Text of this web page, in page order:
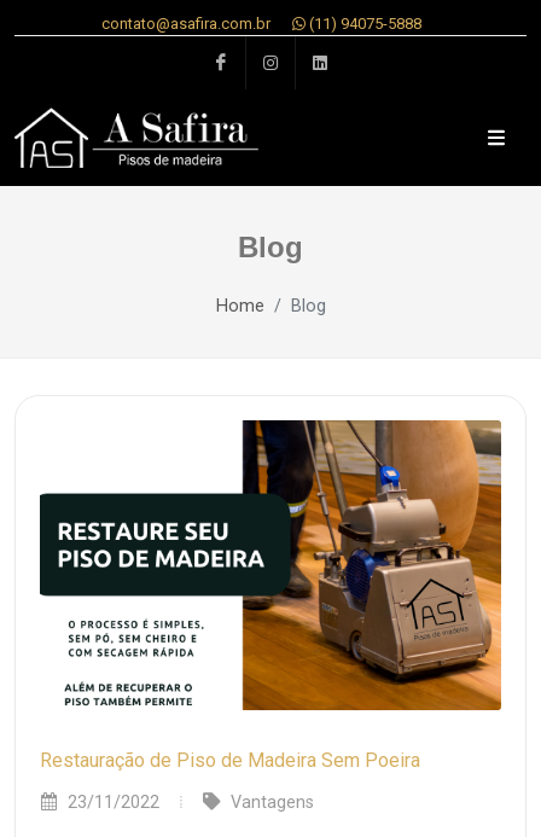
contato@asafira.com.br (11) 94075-5888
FacebookInstagram
Blog
Home Blog
Restauração de Piso de Madeira Sem Poeira
23/11/2022 Vantagens